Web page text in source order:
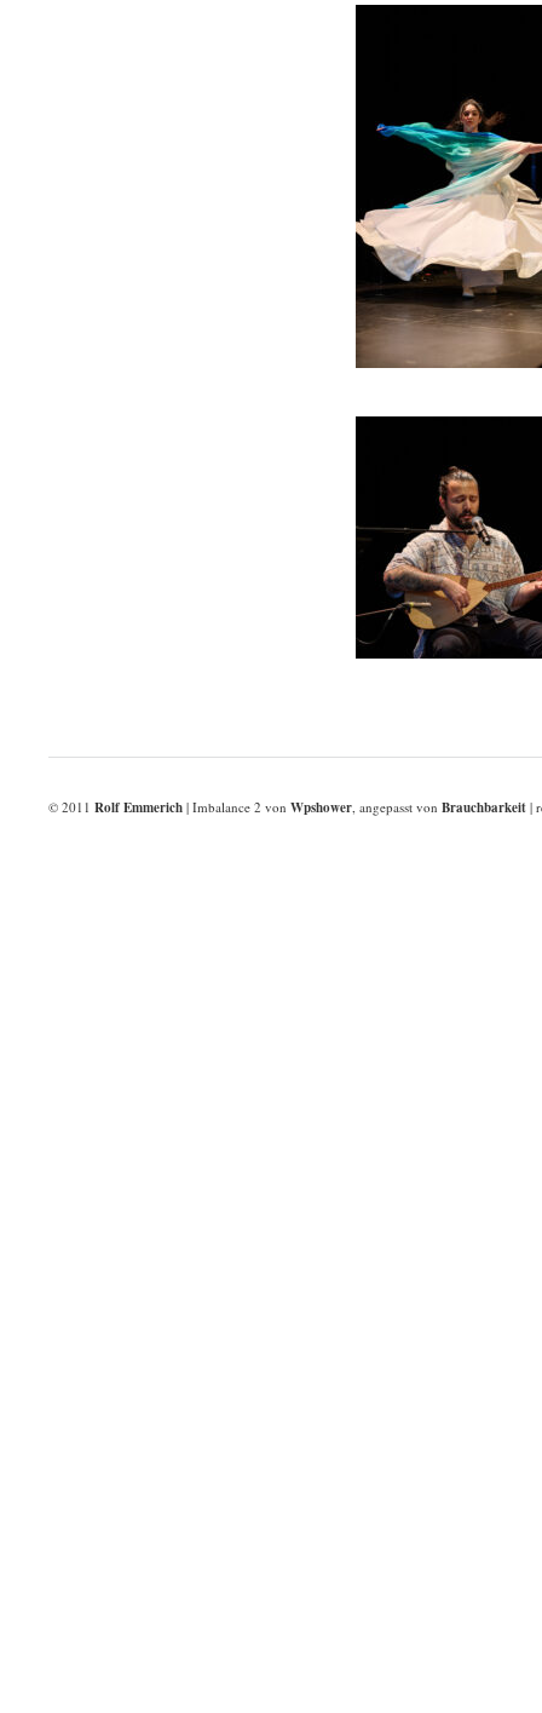
© 2011 Rolf Emmerich | Imbalance 2 von Wpshower, angepasst von Brauchbarkeit |